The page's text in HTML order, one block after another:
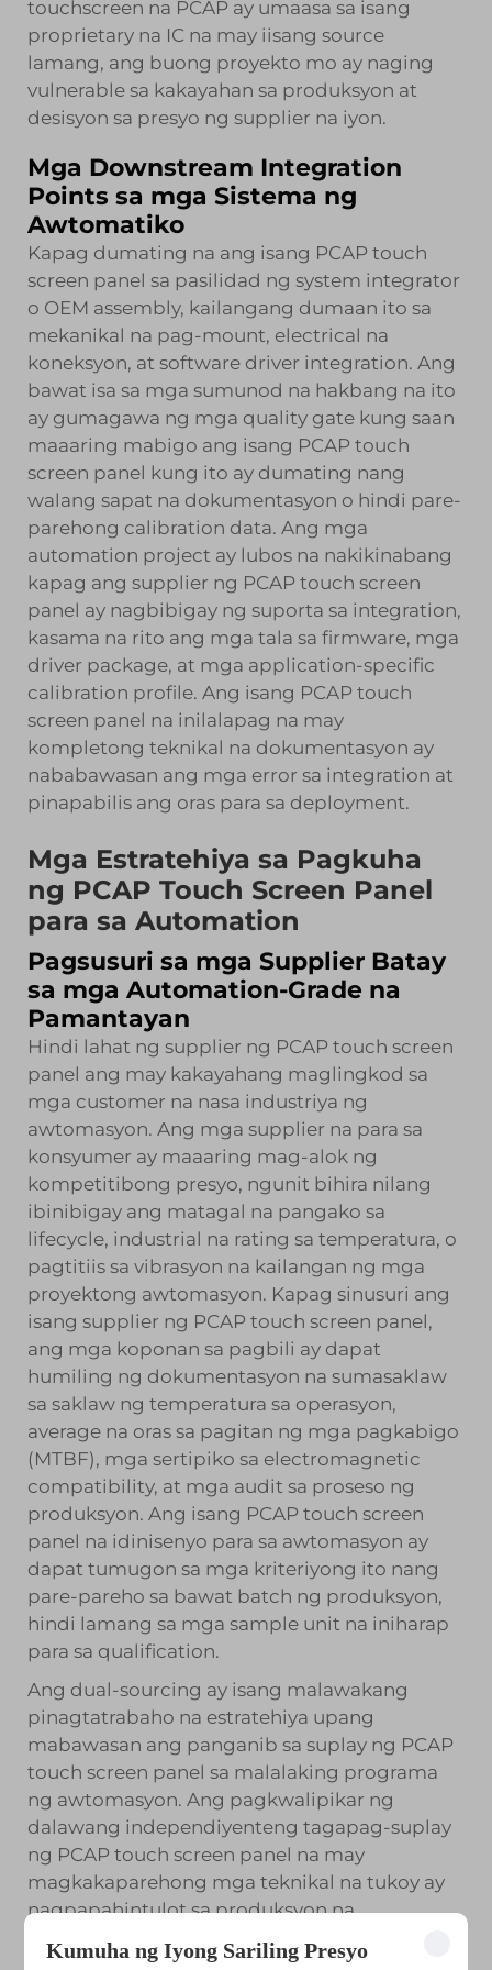
touchscreen na PCAP ay umaasa sa isang
proprietary na IC na may iisang source
lamang, ang buong proyekto mo ay naging
vulnerable sa kakayahan sa produksyon at
desisyon sa presyo ng supplier na iyon.
Mga Downstream Integration
Points sa mga Sistema ng
Awtomatiko
Kapag dumating na ang isang PCAP touch
screen panel sa pasilidad ng system integrator
o OEM assembly, kailangang dumaan ito sa
mekanikal na pag-mount, electrical na
koneksyon, at software driver integration. Ang
bawat isa sa mga sumunod na hakbang na ito
ay gumagawa ng mga quality gate kung saan
maaaring mabigo ang isang PCAP touch
screen panel kung ito ay dumating nang
walang sapat na dokumentasyon o hindi pare-
parehong calibration data. Ang mga
automation project ay lubos na nakikinabang
kapag ang supplier ng PCAP touch screen
panel ay nagbibigay ng suporta sa integration,
kasama na rito ang mga tala sa firmware, mga
driver package, at mga application-specific
calibration profile. Ang isang PCAP touch
screen panel na inilalapag na may
kompletong teknikal na dokumentasyon ay
nababawasan ang mga error sa integration at
pinapabilis ang oras para sa deployment.
Mga Estratehiya sa Pagkuha
ng PCAP Touch Screen Panel
para sa Automation
Pagsusuri sa mga Supplier Batay
sa mga Automation-Grade na
Pamantayan
Hindi lahat ng supplier ng PCAP touch screen
panel ang may kakayahang maglingkod sa
mga customer na nasa industriya ng
awtomasyon. Ang mga supplier na para sa
konsyumer ay maaaring mag-alok ng
kompetitibong presyo, ngunit bihira nilang
ibinibigay ang matagal na pangako sa
lifecycle, industrial na rating sa temperatura, o
pagtitiis sa vibrasyon na kailangan ng mga
proyektong awtomasyon. Kapag sinusuri ang
isang supplier ng PCAP touch screen panel,
ang mga koponan sa pagbili ay dapat
humiling ng dokumentasyon na sumasaklaw
sa saklaw ng temperatura sa operasyon,
average na oras sa pagitan ng mga pagkabigo
(MTBF), mga sertipiko sa electromagnetic
compatibility, at mga audit sa proseso ng
produksyon. Ang isang PCAP touch screen
panel na idinisenyo para sa awtomasyon ay
dapat tumugon sa mga kriteriyong ito nang
pare-pareho sa bawat batch ng produksyon,
hindi lamang sa mga sample unit na iniharap
para sa qualification.
Ang dual-sourcing ay isang malawakang
pinagtatrabaho na estratehiya upang
mabawasan ang panganib sa suplay ng PCAP
touch screen panel sa malalaking programa
ng awtomasyon. Ang pagkwalipikar ng
dalawang independiyenteng tagapag-suplay
ng PCAP touch screen panel na may
magkakaparehong mga teknikal na tukoy ay
nagpapahintulot sa produksyon na
ipagpatuloy kahit na ang isang pinagkukunan
ay nakakaranas ng limitasyon sa kapasidad.
Kumuha ng Iyong Sariling Presyo